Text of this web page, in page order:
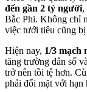
đến gần 2 tỷ người,
Bắc Phi. Không chỉ
việc tưới tiêu cũng bị
Hiện nay, 1/3 mạch
tăng trường dân số
trở nên tồi tệ hơn.
phải đối mặt với hạn